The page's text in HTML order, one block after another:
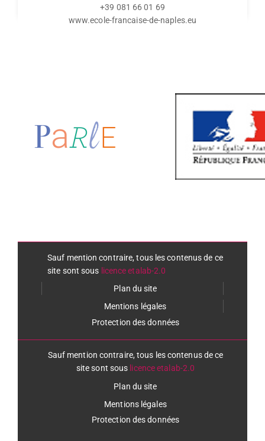
+39 081 66 01 69
www.ecole-francaise-de-naples.eu
Sauf mention contraire, tous les contenus de ce
site sont sous licence etalab-2.0
Plan du site
Mentions légales
Protection des données
Sauf mention contraire, tous les contenus de ce
site sont sous licence etalab-2.0
Plan du site
Mentions légales
Protection des données